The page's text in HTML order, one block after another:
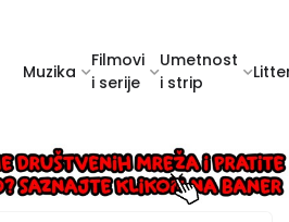
Muzika
Filmovi
i serije
Umetnost
i strip